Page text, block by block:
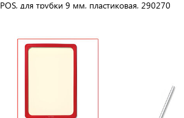
POS, для трубки 9 мм, пластиковая, 290270
Доставка от 2 до 3 дней